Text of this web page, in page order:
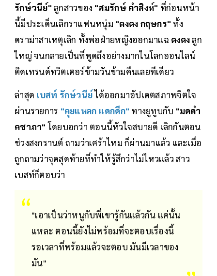
รักษ์วนีย์" ลูกสาวของ "สมรักษ์ คำสิงห์" ที่ก่อนหน้า
นี้มีประเด็นเลิกราแฟนหนุ่ม "ตงตง กฤษกร" ทั้ง
ดราม่าสาเหตุเลิก ทั้งพ่อฝ่ายหญิงออกมาแฉ ตงตงลูก
ใหญ่ จนกลายเป็นที่พูดถึงอย่างมากในโลกออนไลน์
ติดเทรนด์ทวิตเตอร์ข้ามวันข้ามคืนเลยทีเดียว
ล่าสุด เบสท์ รักษ์วนีย์ได้ออกมาอัปเดตสภาพจิตใจ
ผ่านรายการ "คุยแหลก แดกดึก" ทางยูทูบกับ "มดดำ
คชาภา"โดยบอกว่า ตอนนี้หัวใจสบายดี เลิกกันตอน
ช่วงสงกรานต์ ถามว่าเศร้าไหม ก็ผ่านมาแล้ว และเมื่อ
ถูกถามว่าจุดสุดท้ายที่ทำให้รู้สึกว่าไม่ไหวแล้ว สาว
เบสท์ก็ตอบว่า
"เอาเป็นว่าหนูกับพี่เขารู้กันแล้วกัน แค่นั้น
แหละ ตอนนี้ยังไม่พร้อมที่จะตอบเรื่องนี้
รอเวลาที่พร้อมแล้วจะตอบ มันมีเวลาของ
มัน"